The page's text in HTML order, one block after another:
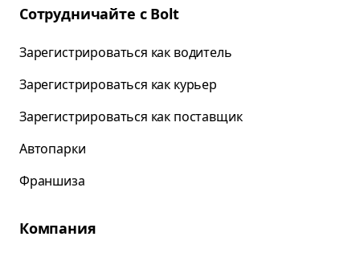
Сотрудничайте с Bolt
Зарегистрироваться как водитель
Зарегистрироваться как курьер
Зарегистрироваться как поставщик
Автопарки
Франшиза
Компания